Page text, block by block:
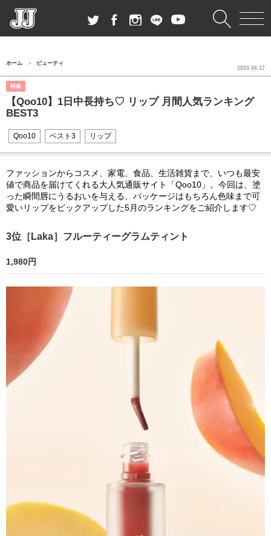
ホーム ビューティ
特集
【Qoo10】1日中長持ち♡ リップ 月間人気ランキング
BEST3
2023.06.17
Qoo10 ベスト3 リップ
ファッションからコスメ、家電、食品、生活雑貨まで、いつも最安
値で商品を届けてくれる大人気通販サイト「Qoo10」。今回は、塗
った瞬間唇にうるおいを与える、パッケージはもちろん色味まで可
愛いリップをピックアップした5月のランキングをご紹介します♡
3位［Laka］フルーティーグラムティント
1,980円